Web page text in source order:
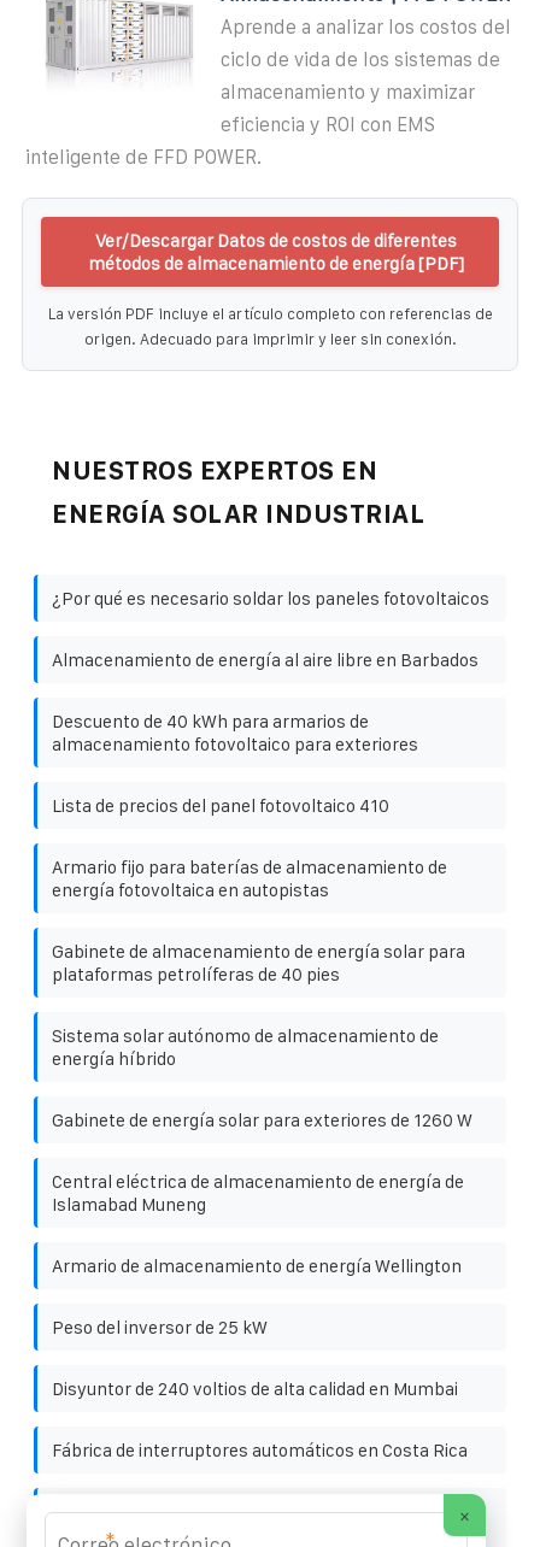
Aprende a analizar los costos del
ciclo de vida de los sistemas de
almacenamiento y maximizar
eficiencia y ROI con EMS
inteligente de FFD POWER.
Ver/Descargar Datos de costos de diferentes
métodos de almacenamiento de energía [PDF]
La versión PDF incluye el artículo completo con referencias de
origen. Adecuado para imprimir y leer sin conexión.
NUESTROS EXPERTOS EN
ENERGÍA SOLAR INDUSTRIAL
¿Por qué es necesario soldar los paneles fotovoltaicos
Almacenamiento de energía al aire libre en Barbados
Descuento de 40 kWh para armarios de
almacenamiento fotovoltaico para exteriores
Lista de precios del panel fotovoltaico 410
Armario fijo para baterías de almacenamiento de
energía fotovoltaica en autopistas
Gabinete de almacenamiento de energía solar para
plataformas petrolíferas de 40 pies
Sistema solar autónomo de almacenamiento de
energía híbrido
Gabinete de energía solar para exteriores de 1260 W
Central eléctrica de almacenamiento de energía de
Islamabad Muneng
Armario de almacenamiento de energía Wellington
Peso del inversor de 25 kW
Disyuntor de 240 voltios de alta calidad en Mumbai
Fábrica de interruptores automáticos en Costa Rica
Jamaica Contenedor inteligente de almacenamiento
de energía fotovoltaica con capacidad ultra grande
×
*